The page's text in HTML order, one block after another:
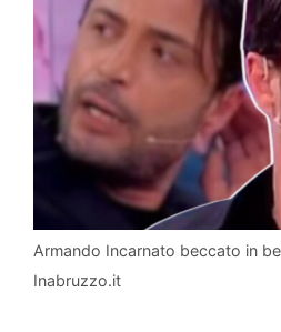
Armando Incarnato beccato in
Inabruzzo.it